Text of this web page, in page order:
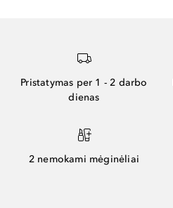
Pristatymas per 1 - 2 darbo
dienas
2 nemokami mėginėliai